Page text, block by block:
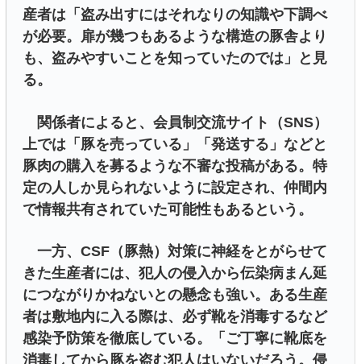
産者は「盗み出すにはそれなりの知識や下調べ
が必要。扉が幾つもあるような構造の豚舎より
も、盗みやすいことを知っていたのでは」と見
る。
関係者によると、会員制交流サイト（SNS）
上では「豚を売っている」「発送する」などと
豚肉の購入を募るような不審な投稿がある。特
定の人しか見られないように設定され、仲間内
で情報共有されていた可能性もあるという。
一方、CSF（豚熱）対策に神経をとがらせて
きた生産者には、犯人の侵入から伝染病まん延
につながりかねないとの懸念も強い。ある生産
者は敷地内に入る際は、必ず靴を消毒するなど
感染予防策を徹底している。「ご丁寧に靴底を
消毒してから豚を盗む犯人はいないだろう。侵